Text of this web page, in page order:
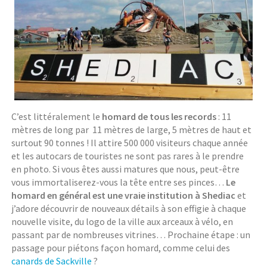
C’est littéralement le homard de tous les records : 11
mètres de long par 11 mètres de large, 5 mètres de haut et
surtout 90 tonnes ! Il attire 500 000 visiteurs chaque année
et les autocars de touristes ne sont pas rares à le prendre
en photo. Si vous êtes aussi matures que nous, peut-être
vous immortaliserez-vous la tête entre ses pinces… Le
homard en général est une vraie institution à Shediac et
j’adore découvrir de nouveaux détails à son effigie à chaque
nouvelle visite, du logo de la ville aux arceaux à vélo, en
passant par de nombreuses vitrines… Prochaine étape : un
passage pour piétons façon homard, comme celui des
canards de Sackville ?